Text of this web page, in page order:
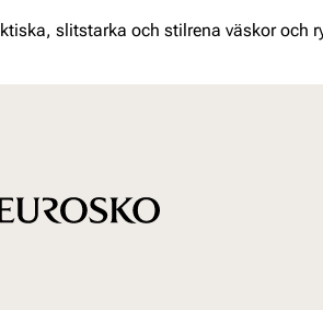
slitstarka och stilrena väskor och